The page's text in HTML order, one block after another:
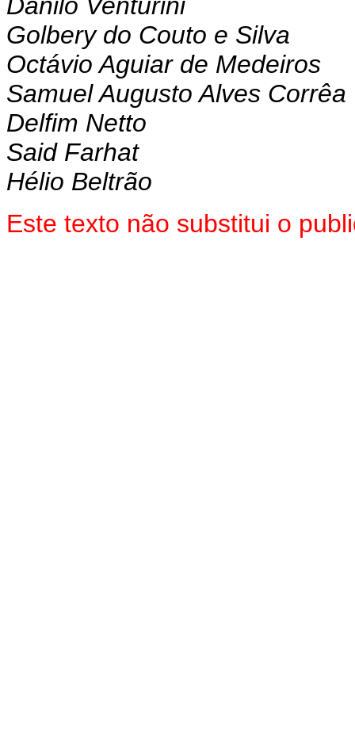
Golbery do Couto e Silva
Octávio Aguiar de Medeiros
Samuel Augusto Alves Corrêa
Delfim Netto
Said Farhat
Hélio Beltrão
Este texto não substitui o